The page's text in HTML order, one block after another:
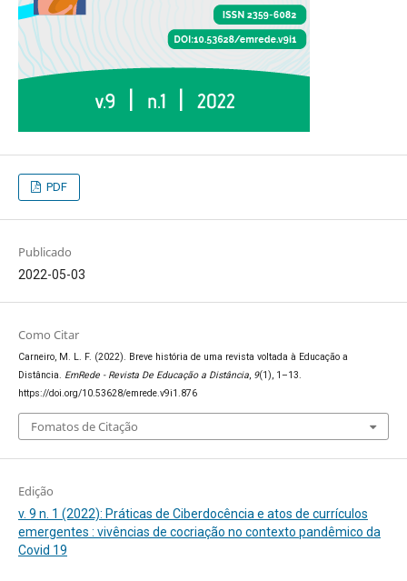
PDF
Publicado
2022-05-03
Como Citar
Carneiro, M. L. F. (2022). Breve história de uma revista voltada à Educação a
Distância. EmRede - Revista De Educação a Distância, 9(1), 1–13.
https://doi.org/10.53628/emrede.v9i1.876
Fomatos de Citação
Edição
v. 9 n. 1 (2022): Práticas de Ciberdocência e atos de currículos
emergentes : vivências de cocriação no contexto pandêmico da
Covid 19